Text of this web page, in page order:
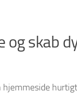
og skab